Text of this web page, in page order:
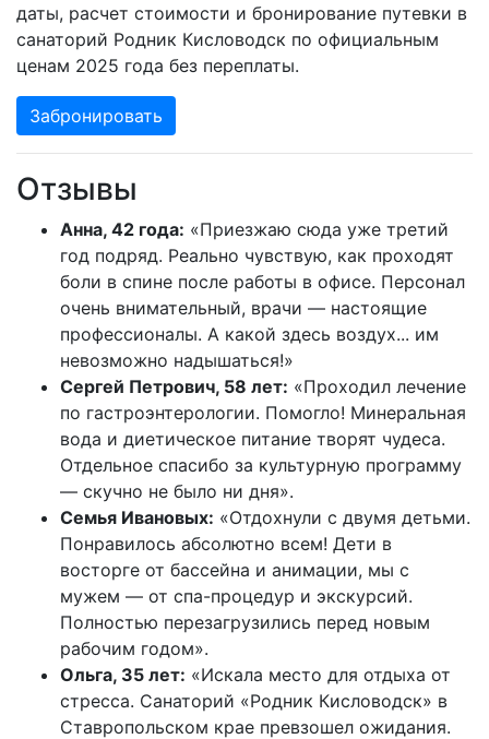
даты, расчет стоимости и бронирование путевки в
санаторий Родник Кисловодск по официальным
ценам 2025 года без переплаты.
Забронировать
Отзывы
Анна, 42 года: «Приезжаю сюда уже третий
год подряд. Реально чувствую, как проходят
боли в спине после работы в офисе. Персонал
очень внимательный, врачи — настоящие
профессионалы. А какой здесь воздух... им
невозможно надышаться!»
Сергей Петрович, 58 лет: «Проходил лечение
по гастроэнтерологии. Помогло! Минеральная
вода и диетическое питание творят чудеса.
Отдельное спасибо за культурную программу
— скучно не было ни дня».
Семья Ивановых: «Отдохнули с двумя детьми.
Понравилось абсолютно всем! Дети в
восторге от бассейна и анимации, мы с
мужем — от спа-процедур и экскурсий.
Полностью перезагрузились перед новым
рабочим годом».
Ольга, 35 лет: «Искала место для отдыха от
стресса. Санаторий «Родник Кисловодск» в
Ставропольском крае превзошел ожидания.